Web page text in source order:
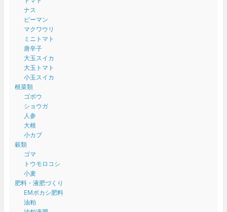
ナス
ピーマン
マクワウリ
ミニトマト
唐辛子
大玉スイカ
大玉トマト
小玉スイカ
根菜類
ゴボウ
ショウガ
人参
大根
小カブ
穀類
ゴマ
トウモロコシ
小麦
肥料・液肥づくり
EMボカシ肥料
油粕